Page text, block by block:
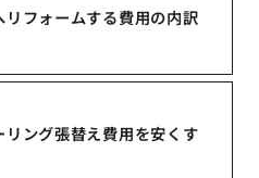
フォームする費用の内訳
ング張替え費用を安くす